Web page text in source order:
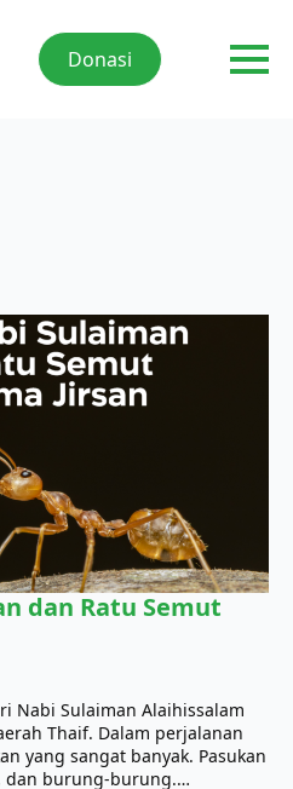
Donasi
dan Ratu Semut
Nabi Sulaiman Alaihissalam
Thaif. Dalam perjalanan
yang sangat banyak. Pasukan
dan burung-burung.…